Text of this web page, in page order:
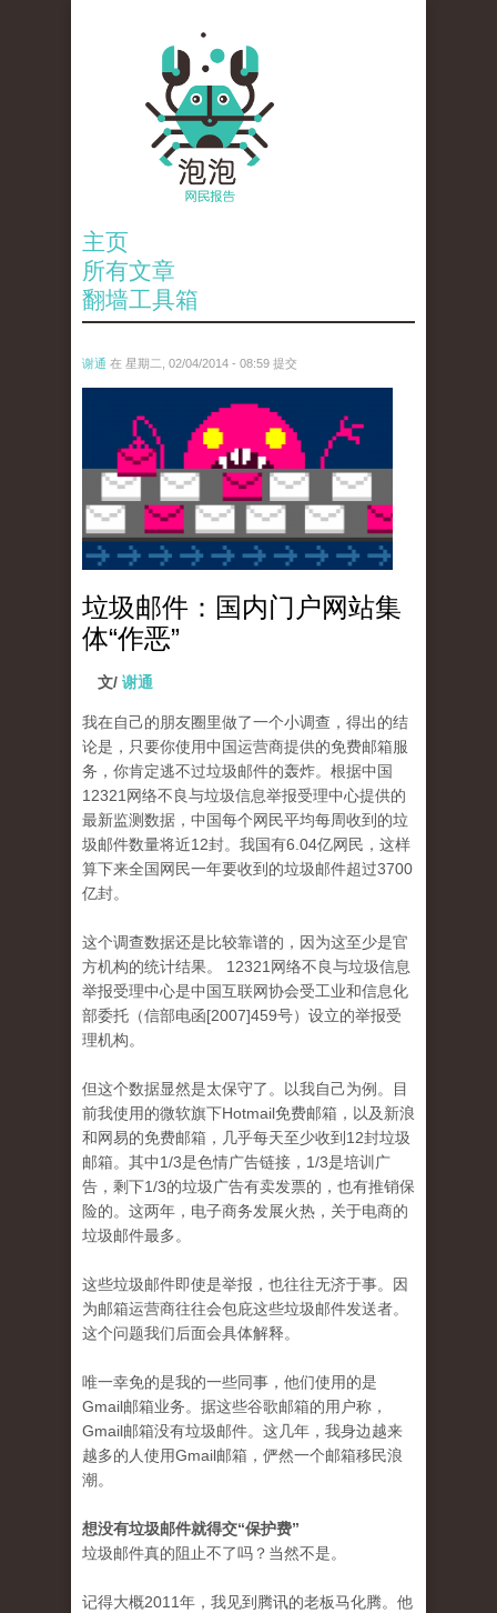
主页
所有文章
翻墙工具箱
谢通 在 星期二, 02/04/2014 - 08:59 提交
垃圾邮件：国内门户网站集
体“作恶”
文/ 谢通
我在自己的朋友圈里做了一个小调查，得出的结
论是，只要你使用中国运营商提供的免费邮箱服
务，你肯定逃不过垃圾邮件的轰炸。根据中国
12321网络不良与垃圾信息举报受理中心提供的
最新监测数据，中国每个网民平均每周收到的垃
圾邮件数量将近12封。我国有6.04亿网民，这样
算下来全国网民一年要收到的垃圾邮件超过3700
亿封。
这个调查数据还是比较靠谱的，因为这至少是官
方机构的统计结果。 12321网络不良与垃圾信息
举报受理中心是中国互联网协会受工业和信息化
部委托（信部电函[2007]459号）设立的举报受
理机构。
但这个数据显然是太保守了。以我自己为例。目
前我使用的微软旗下Hotmail免费邮箱，以及新浪
和网易的免费邮箱，几乎每天至少收到12封垃圾
邮箱。其中1/3是色情广告链接，1/3是培训广
告，剩下1/3的垃圾广告有卖发票的，也有推销保
险的。这两年，电子商务发展火热，关于电商的
垃圾邮件最多。
这些垃圾邮件即使是举报，也往往无济于事。因
为邮箱运营商往往会包庇这些垃圾邮件发送者。
这个问题我们后面会具体解释。
唯一幸免的是我的一些同事，他们使用的是
Gmail邮箱业务。据这些谷歌邮箱的用户称，
Gmail邮箱没有垃圾邮件。这几年，我身边越来
越多的人使用Gmail邮箱，俨然一个邮箱移民浪
潮。
想没有垃圾邮件就得交“保护费”
垃圾邮件真的阻止不了吗？当然不是。
记得大概2011年，我见到腾讯的老板马化腾。他